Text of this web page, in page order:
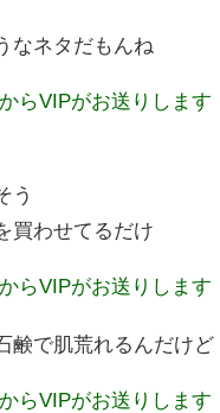
なネタだもんね
らVIPがお送りします
う
買わせてるだけ
らVIPがお送りします
鹸で肌荒れるんだけど
らVIPがお送りします